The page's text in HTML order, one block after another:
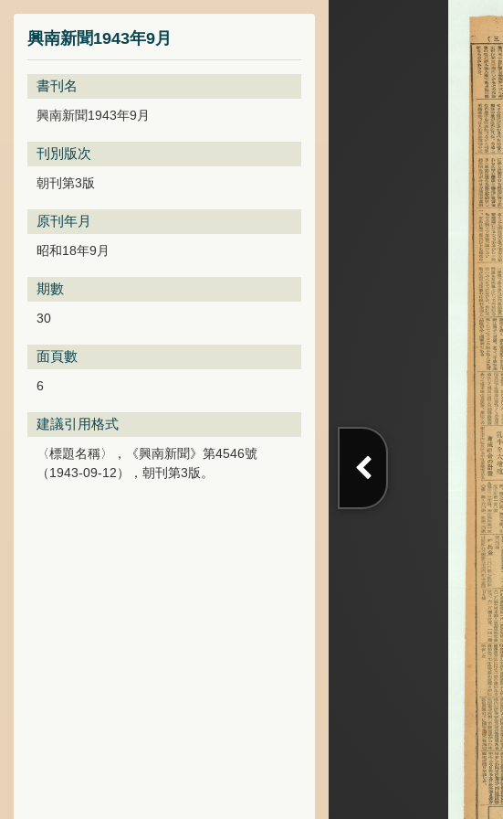
興南新聞1943年9月
書刊名
興南新聞1943年9月
刊別版次
朝刊第3版
原刊年月
昭和18年9月
期數
30
面頁數
6
建議引用格式
〈標題名稱〉，《興南新聞》第4546號
（1943-09-12），朝刊第3版。